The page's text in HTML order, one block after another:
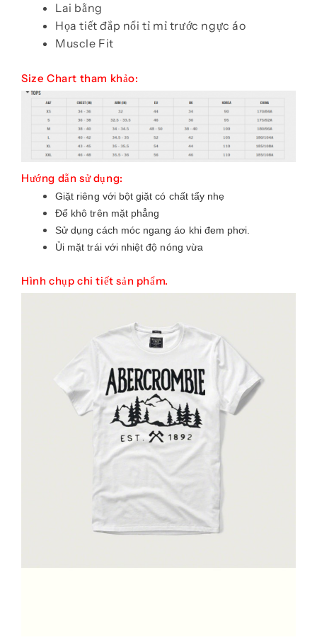
Lai bằng
Họa tiết đắp nổi tỉ mỉ trước ngực áo
Muscle Fit
Size Chart tham khảo:
Hướng dẫn sử dụng:
Giặt riêng với bột giặt có chất tẩy nhẹ
Để khô trên mặt phẳng
Sử dụng cách móc ngang áo khi đem phơi.
Ủi mặt trái với nhiệt độ nóng vừa
Hình chụp chi tiết sản phẩm.